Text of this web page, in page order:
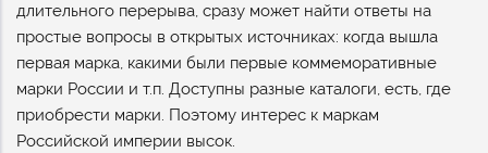
длительного перерыва, сразу может найти ответы на
простые вопросы в открытых источниках: когда вышла
первая марка, какими были первые коммеморативные
марки России и т.п. Доступны разные каталоги, есть, где
приобрести марки. Поэтому интерес к маркам
Российской империи высок.